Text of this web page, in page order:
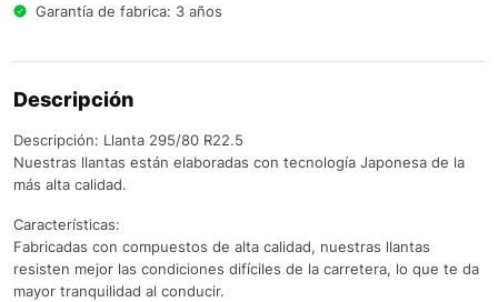
Garantía de fabrica: 3 años
Descripción
Descripción: Llanta 295/80 R22.5
Nuestras llantas están elaboradas con tecnología Japonesa de la
más alta calidad.
Características:
Fabricadas con compuestos de alta calidad, nuestras llantas
resisten mejor las condiciones difíciles de la carretera, lo que te da
mayor tranquilidad al conducir.